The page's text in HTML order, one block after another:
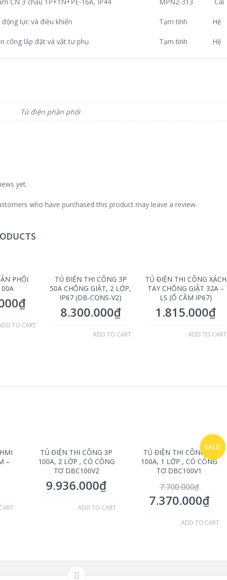
động lực và điều khiển Tạm tính Hệ
công lắp đặt và vật tư phụ Tạm tính Hệ
Tủ điện phân phối
yet.
who have purchased this product may leave a review.
PHỐI
₫
TO CART
TỦ ĐIỆN THI CÔNG 3P
50A CHỐNG GIẬT, 2 LỚP,
IP67 (DB-CONS-V2)
8.300.000₫
ADD TO CART
TỦ ĐIỆN THI CÔNG XÁCH
TAY CHỐNG GIẬT 32A –
LS (Ổ CẮM IP67)
1.815.000₫
ADD TO CART
–
TỦ ĐIỆN THI CÔNG 3P
100A, 2 LỚP , CÓ CÔNG
TƠ DBC100V2
9.936.000₫
ADD TO CART
SALE!
TỦ ĐIỆN THI CÔNG 3P
100A, 1 LỚP , CÓ CÔNG
TƠ DBC100V1
7.700.000₫
7.370.000₫
ADD TO CART